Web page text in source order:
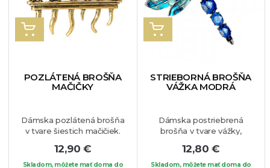
VLOŽIŤ DO KOŠÍKA
POZLÁTENÁ BROŠŇA
MAČIČKY
Dámska pozlátená brošňa
v tvare šiestich mačičiek.
predovšetkým pre
milovníčky mačiek ale
12,90 €
Skladom, môžete mať doma do
VLOŽIŤ DO KOŠÍKA
STRIEBORNÁ BROŠŇA
VÁŽKA MODRÁ
Dámska postriebrená
brošňa v tvare vážky,
tmavomodré krištáli.
Vážka je symbolom
12,80 €
Skladom, môžete mať doma do